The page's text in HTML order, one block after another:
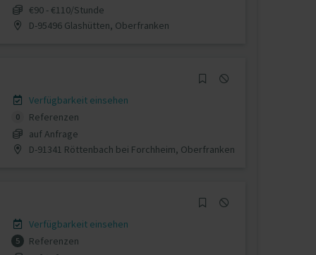
€90 - €110/Stunde
D-95496 Glashütten, Oberfranken
Verfügbarkeit einsehen
0
Referenzen
auf Anfrage
D-91341 Röttenbach bei Forchheim, Oberfranken
Verfügbarkeit einsehen
5
Referenzen